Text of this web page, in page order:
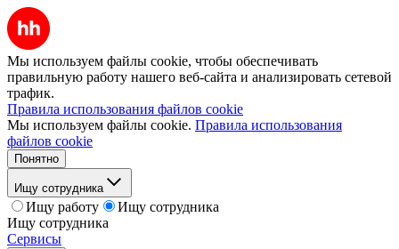
Мы используем файлы cookie, чтобы обеспечивать
правильную работу нашего веб-сайта и анализировать сетевой
трафик.
Правила использования файлов cookie
Мы используем файлы cookie. Правила использования
файлов cookie
Понятно
Ищу сотрудника
Ищу работу
Ищу сотрудника
Ищу сотрудника
Сервисы